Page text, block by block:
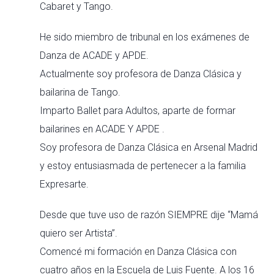
Cabaret y Tango.
He sido miembro de tribunal en los exámenes de
Danza de ACADE y APDE.
Actualmente soy profesora de Danza Clásica y
bailarina de Tango.
Imparto Ballet para Adultos, aparte de formar
bailarines en ACADE Y APDE .
Soy profesora de Danza Clásica en Arsenal Madrid
y estoy entusiasmada de pertenecer a la familia
Expresarte.
Desde que tuve uso de razón SIEMPRE dije “Mamá
quiero ser Artista”.
Comencé mi formación en Danza Clásica con
cuatro años en la Escuela de Luis Fuente. A los 16